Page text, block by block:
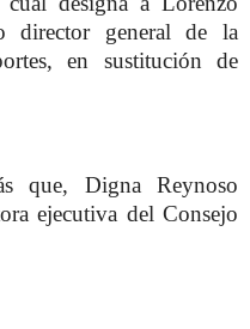
director general de la
en sustitución de
que, Digna Reynoso
ejecutiva del Consejo